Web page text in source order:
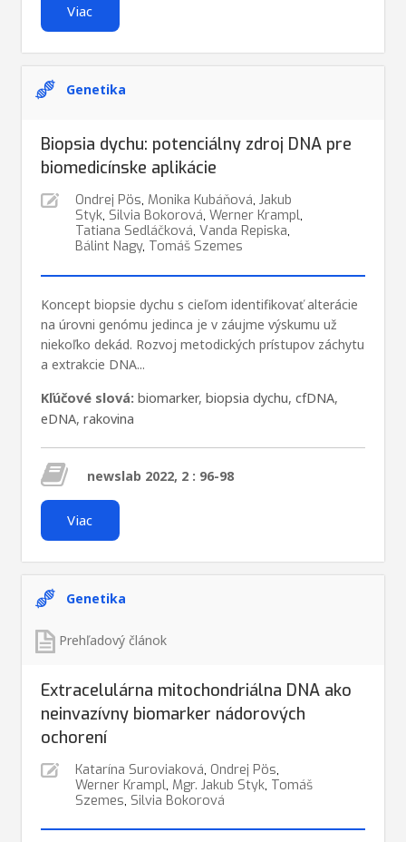
Viac
Genetika
Biopsia dychu: potenciálny zdroj DNA pre
biomedicínske aplikácie
Ondrej Pös, Monika Kubáňová, Jakub
Styk, Silvia Bokorová, Werner Krampl,
Tatiana Sedláčková, Vanda Repiska,
Bálint Nagy, Tomáš Szemes
Koncept biopsie dychu s cieľom identifikovať alterácie
na úrovni genómu jedinca je v záujme výskumu už
niekoľko dekád. Rozvoj metodických prístupov záchytu
a extrakcie DNA...
Kľúčové slová: biomarker, biopsia dychu, cfDNA,
eDNA, rakovina
newslab 2022, 2 : 96-98
Viac
Genetika
Prehľadový článok
Extracelulárna mitochondriálna DNA ako
neinvazívny biomarker nádorových
ochorení
Katarína Suroviaková, Ondrej Pös,
Werner Krampl, Mgr. Jakub Styk, Tomáš
Szemes, Silvia Bokorová